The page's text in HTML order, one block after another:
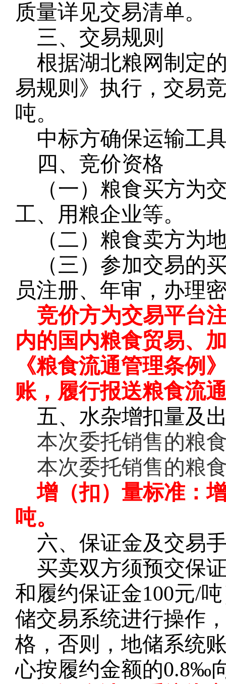
质量详见交易清单。
三、交易规则
根据湖北粮网制定
易规则》执行，交易
吨。
中标方确保运输工
四、竞价资格
（一）粮食买方为
工、用粮企业等。
（二）粮食卖方为
（三）参加交易的
员注册、年审，办理
竞价方为交易平台
内的国内粮食贸易、
《粮食流通管理条例
账，履行报送粮食流
五、水杂增扣量及
本次委托销售的粮
本次委托销售的粮
增（扣）量标准：
吨。
六、保证金及交易
买卖双方须预交保
和履约保证金100元/
储交易系统进行操作
格，否则，地储系统
心按履约金额的0.8‰